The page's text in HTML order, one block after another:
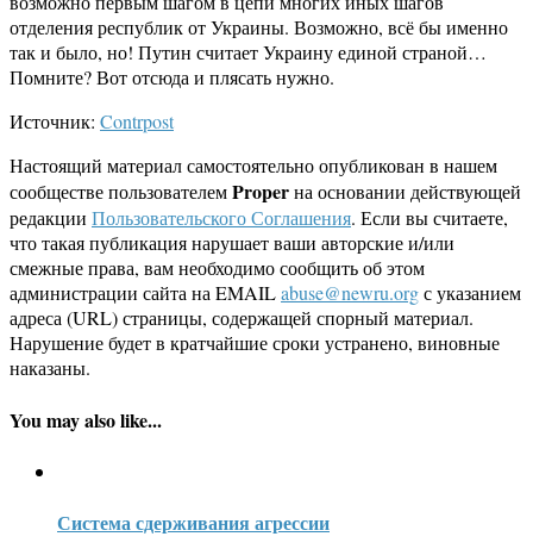
отделения республик от Украины. Возможно, всё бы именно
так и было, но! Путин считает Украину единой страной…
Помните? Вот отсюда и плясать нужно.
Источник: Contrpost
Настоящий материал самостоятельно опубликован в нашем
сообществе пользователемProperна основании действующей
редакции Пользовательского Соглашения. Если вы считаете,
что такая публикация нарушает ваши авторские и/или
смежные права, вам необходимо сообщить об этом
администрации сайта на EMAILabuse@newru.orgс указанием
адреса (URL) страницы, содержащей спорный материал.
Нарушение будет в кратчайшие сроки устранено, виновные
наказаны.
You may also like...
Система сдерживания агрессии